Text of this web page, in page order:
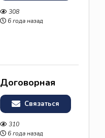
308
6 года назад
Договорная
Связаться
310
6 года назад